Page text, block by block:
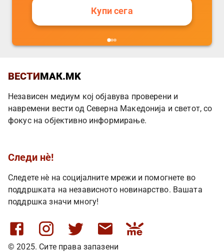
Купи сега
ВЕСТИМАК.MK
Независен медиум кој објавува проверени и
навремени вести од Северна Македонија и светот, со
фокус на објективно информирање.
Следи нè!
Следете нè на социјалните мрежи и помогнете во
поддршката на независното новинарство. Вашата
поддршка значи многу!
© 2025. Сите права запазени